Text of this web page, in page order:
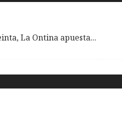
La Ontina apuesta...